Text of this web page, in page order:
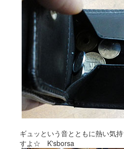
ギュッという音とともに熱い気
すよ☆ K'sborsa